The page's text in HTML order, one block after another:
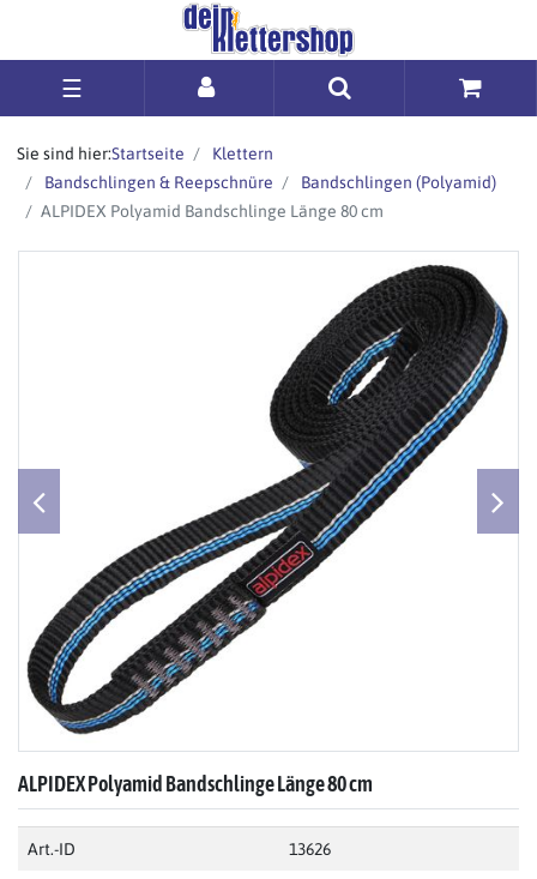
☰
Sie sind hier:Startseite
Klettern
Bandschlingen & Reepschnüre
Bandschlingen (Polyamid)
ALPIDEX Polyamid Bandschlinge Länge 80 cm
ALPIDEX Polyamid Bandschlinge Länge 80 cm
Art.-ID 13626